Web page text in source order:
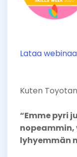
Lataa
Kuten
“Emme pyri
lyhyemmän